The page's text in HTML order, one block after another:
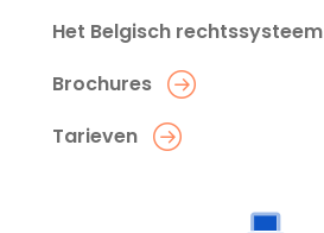
Het Belgisch rechtssysteem
Brochures
Tarieven